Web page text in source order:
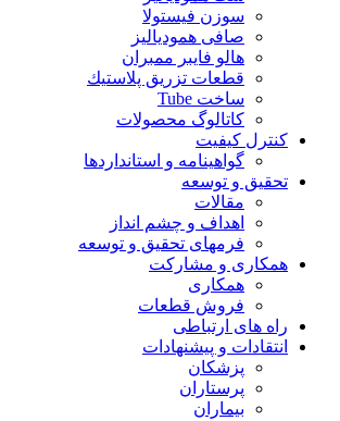
سوزن فیستولا
صافی همودیالیز
هالو فایبر ممبران
قطعات تزريق پلاستيك
ساخت Tube
کاتالوگ محصولات
کنترل کیفیت
گواهينامه و استانداردها
تحقيق و توسعه
مقالات
اهداف و چشم انداز
فرمهای تحقیق و توسعه
همکاری و مشارکت
همکاری
فروش قطعات
راه های ارتباطی
انتقادات و پيشنهادات
پزشكان
پرستاران
بيماران